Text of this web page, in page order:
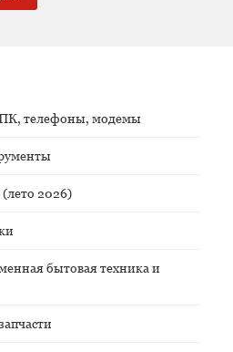
телефоны, модемы
2026)
бытовая техника и